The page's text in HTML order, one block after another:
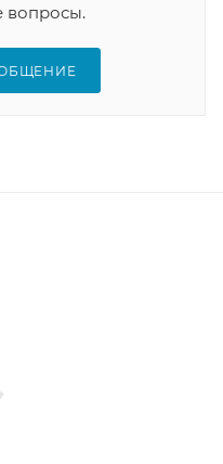
вопросы.